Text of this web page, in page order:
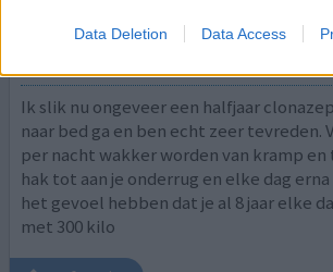
Data Deletion Data Access
Effectiviteit
Ik slik nu ongeveer een halfjaar
naar bed ga en ben echt zeer tevreden.
per nacht wakker worden van kramp
hak tot aan je onderrug en elke dag
het gevoel hebben dat je al 8 jaar elke
met 300 kilo